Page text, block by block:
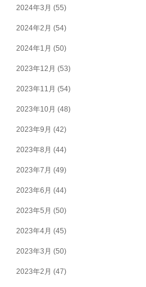
2024年3月 (55)
2024年2月 (54)
2024年1月 (50)
2023年12月 (53)
2023年11月 (54)
2023年10月 (48)
2023年9月 (42)
2023年8月 (44)
2023年7月 (49)
2023年6月 (44)
2023年5月 (50)
2023年4月 (45)
2023年3月 (50)
2023年2月 (47)